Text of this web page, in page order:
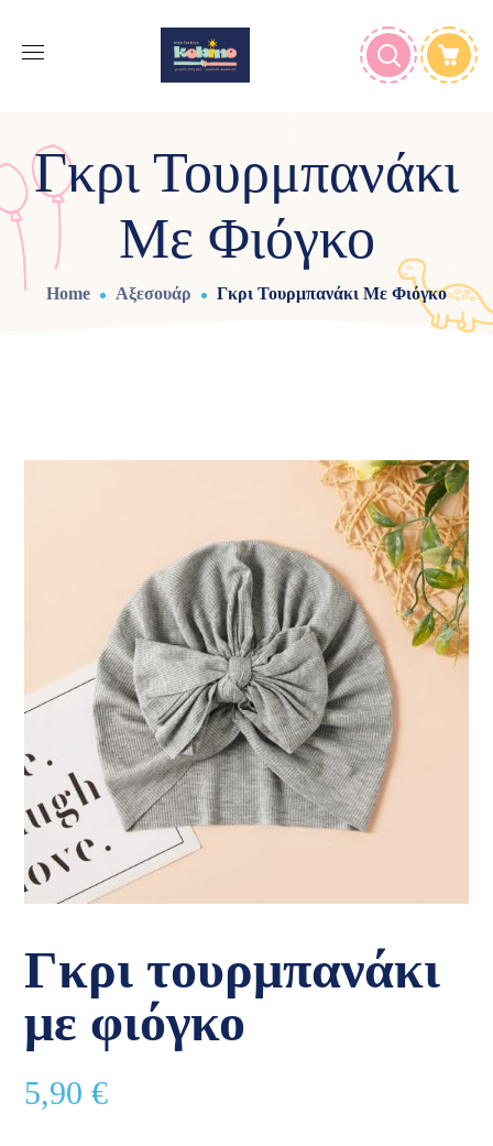
Γκρι Τουρμπανάκι
Με Φιόγκο
Home Αξεσουάρ Γκρι Τουρμπανάκι Με Φιόγκο
Γκρι τουρμπανάκι
με φιόγκο
5,90€